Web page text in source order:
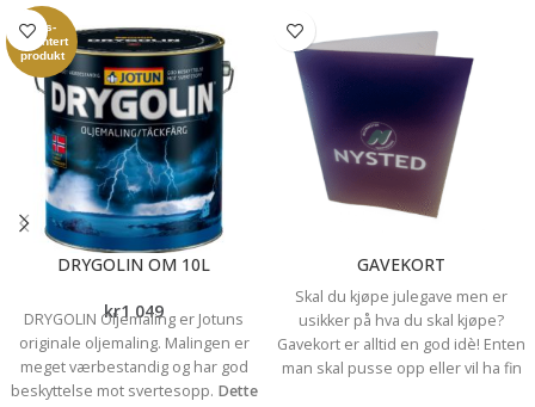
Pris-
garantert
produkt
DRYGOLIN OM 10L
kr1 049
DRYGOLIN Oljemaling er Jotuns
originale oljemaling. Malingen er
meget værbestandig og har god
beskyttelse mot svertesopp. Dette
GAVEKORT
Skal du kjøpe julegave men er
usikker på hva du skal kjøpe?
Gavekort er alltid en god idè! Enten
man skal pusse opp eller vil ha fin